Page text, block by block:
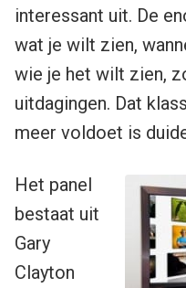
interessant uit. De
wat je wilt zien,
wie je het wilt zien,
uitdagingen. Dat
meer voldoet is
Het panel
bestaat uit
Gary
Clayton